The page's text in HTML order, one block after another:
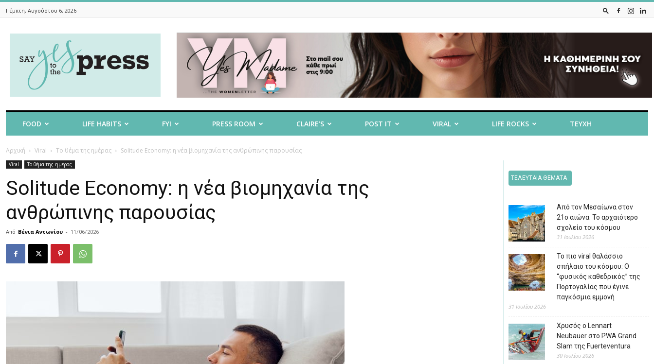
Πέμπτη, Αυγούστου 6, 2026
To
The
FOOD LIFE HABITS FYI PRESS ROOM CLAIRE’S POST IT VIRAL LIFE ROCKS ΤΕΥΧΗ
Αρχική Viral Το θέμα της ημέρας Solitude Economy: η νέα βιομηχανία της ανθρώπινης παρουσίας
Viral Το θέμα της ημέρας
Solitude Economy: η νέα βιομηχανία της
ανθρώπινης παρουσίας
Από Βένια Αντωνίου - 11/06/2026
ΤΕΛΕΥΤΑΙΑ ΘΕΜΑΤΑ
Από τον Μεσαίωνα στον
21ο αιώνα: Το αρχαιότερο
σχολείο του κόσμου
31 Ιουλίου 2026
Το πιο viral θαλάσσιο
σπήλαιο του κόσμου: Ο
“φυσικός καθεδρικός” της
Πορτογαλίας που έγινε
παγκόσμια εμμονή
31 Ιουλίου 2026
Χρυσός ο Lennart
Neubauer στο PWA Grand
Slam της Fuerteventura
30 Ιουλίου 2026